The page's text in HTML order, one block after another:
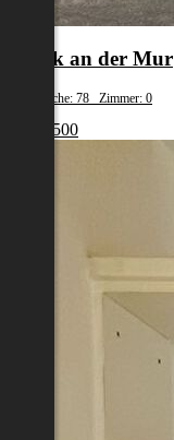
Bruck an der Mur
Wohnfläche: 78 Zimmer: 0
€ 124 500